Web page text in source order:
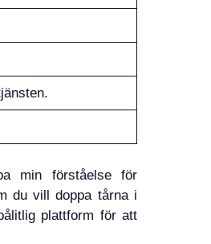
min förståelse för
du vill doppa tårna i
plattform för att